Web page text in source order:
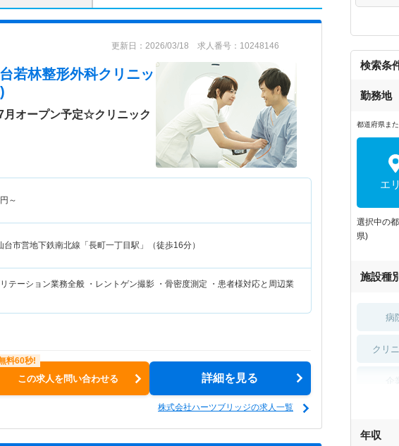
更新日：2026/03/18 求人番号：10248146
若林整形外科クリニッ
月オープン予定☆クリニック
～
台市営地下鉄南北線「長町一丁目駅」（徒歩16分）
テーション業務全般 ・レントゲン撮影 ・骨密度測定 ・患者様対応と周辺業
この求人を問い合わせる 詳細を見る
株式会社ハーツブリッジの求人一覧
検索条
勤務地
都道府県ま
エ
選択中の
県)
施設種
病
クリ
年収